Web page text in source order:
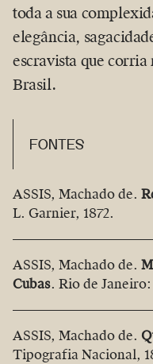
toda a sua
elegância,
escravista que
Brasil.
FONTES
ASSIS, Machado de.
L. Garnier, 1872.
ASSIS, Machado de.
Cubas. Rio de
ASSIS, Machado de.
Tipografia Nacional,